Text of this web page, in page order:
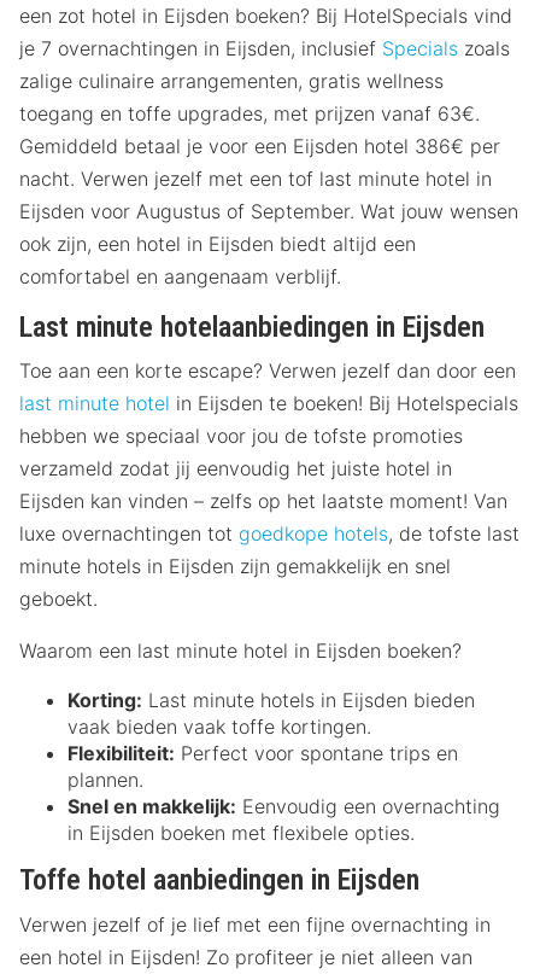
een zot hotel in Eijsden boeken? Bij HotelSpecials vind
je 7 overnachtingen in Eijsden, inclusief Specials zoals
zalige culinaire arrangementen, gratis wellness
toegang en toffe upgrades, met prijzen vanaf 63€.
Gemiddeld betaal je voor een Eijsden hotel 386€ per
nacht. Verwen jezelf met een tof last minute hotel in
Eijsden voor Augustus of September. Wat jouw wensen
ook zijn, een hotel in Eijsden biedt altijd een
comfortabel en aangenaam verblijf.
Last minute hotelaanbiedingen in Eijsden
Toe aan een korte escape? Verwen jezelf dan door een
last minute hotel in Eijsden te boeken! Bij Hotelspecials
hebben we speciaal voor jou de tofste promoties
verzameld zodat jij eenvoudig het juiste hotel in
Eijsden kan vinden – zelfs op het laatste moment! Van
luxe overnachtingen tot goedkope hotels, de tofste last
minute hotels in Eijsden zijn gemakkelijk en snel
geboekt.
Waarom een last minute hotel in Eijsden boeken?
Korting: Last minute hotels in Eijsden bieden
vaak bieden vaak toffe kortingen.
Flexibiliteit: Perfect voor spontane trips en
plannen.
Snel en makkelijk: Eenvoudig een overnachting
in Eijsden boeken met flexibele opties.
Toffe hotel aanbiedingen in Eijsden
Verwen jezelf of je lief met een fijne overnachting in
een hotel in Eijsden! Zo profiteer je niet alleen van